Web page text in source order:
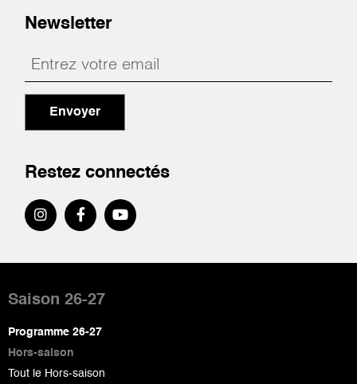
Newsletter
Envoyer
Restez connectés
de
page
Saison 26-27
Programme 26-27
Hors-saison
Tout le Hors-saison